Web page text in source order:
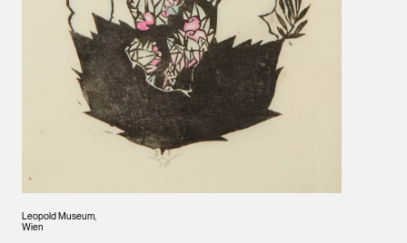
Leopold Museum,
Wien